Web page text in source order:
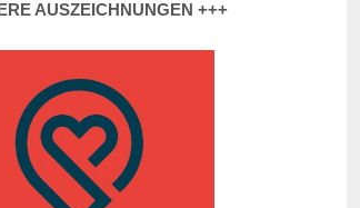
AUSZEICHNUNGEN +++